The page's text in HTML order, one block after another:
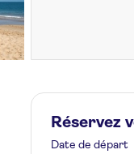
Réservez
Date de départ